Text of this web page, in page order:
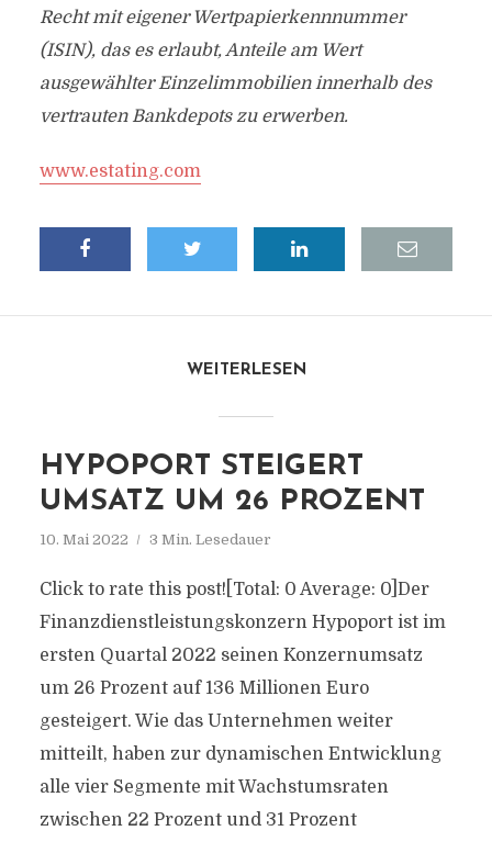
Recht mit eigener Wertpapierkennnummer
(ISIN), das es erlaubt, Anteile am Wert
ausgewählter Einzelimmobilien innerhalb des
vertrauten Bankdepots zu erwerben.
www.estating.com
WEITERLESEN
HYPOPORT STEIGERT
UMSATZ UM 26 PROZENT
10. Mai 2022 3 Min. Lesedauer
Click to rate this post![Total: 0 Average: 0]Der
Finanzdienstleistungskonzern Hypoport ist im
ersten Quartal 2022 seinen Konzernumsatz
um 26 Prozent auf 136 Millionen Euro
gesteigert. Wie das Unternehmen weiter
mitteilt, haben zur dynamischen Entwicklung
alle vier Segmente mit Wachstumsraten
zwischen 22 Prozent und 31 Prozent